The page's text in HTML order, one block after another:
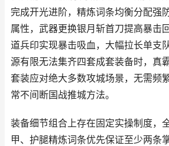
完成开光进阶，精炼词条均衡分配强
属性，武器更换银月斩首刀提高暴击
道兵印实现暴击吸血，大幅拉长单支
源有限无法集齐四套成套装备时，真
套装应对绝大多数攻城场景，无需频
常不间断国战推城方法。
装备细节组合上存在固定实操制度，
甲、护腿精炼词条优先保证至少两条